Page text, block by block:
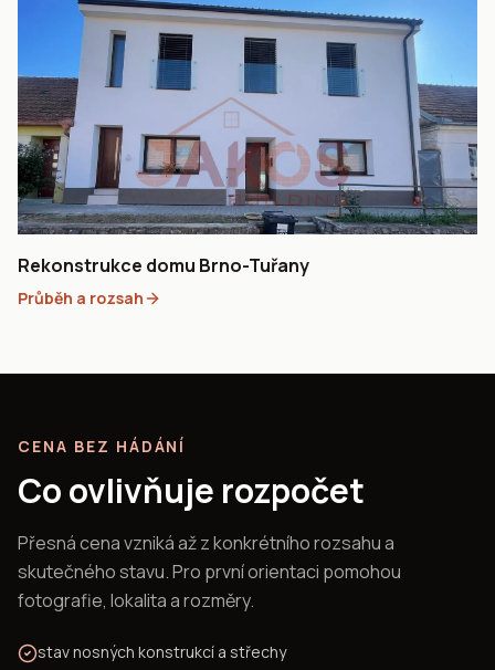
Rekonstrukce domu Brno-Tuřany
Průběh a rozsah
CENA BEZ HÁDÁNÍ
Co ovlivňuje rozpočet
Přesná cena vzniká až z konkrétního rozsahu a
skutečného stavu. Pro první orientaci pomohou
fotografie, lokalita a rozměry.
stav nosných konstrukcí a střechy